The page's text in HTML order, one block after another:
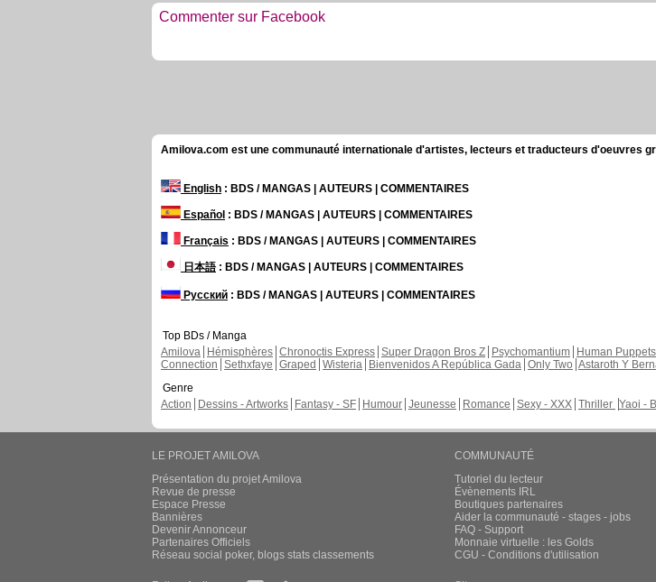
Commenter sur Facebook
Amilova.com est une communauté internationale d'artistes, lecteurs et traducteurs d'oeuvres
English : BDS / MANGAS | AUTEURS | COMMENTAIRES
Español : BDS / MANGAS | AUTEURS | COMMENTAIRES
Français : BDS / MANGAS | AUTEURS | COMMENTAIRES
日本語: BDS / MANGAS | AUTEURS | COMMENTAIRES
Русский : BDS / MANGAS | AUTEURS | COMMENTAIRES
Top BDs / Manga
Amilova
Hémisphères Chronoctis Express Super Dragon Bros Z Psychomantium Human Puppets
Connection Sethxfaye Graped Wisteria Bienvenidos A República Gada Only Two Astaroth Y
Genre
Action
Dessins - Artworks Fantasy - SF Humour Jeunesse Romance Sexy - XXX Thriller Yaoi -
LE PROJET AMILOVA
Présentation du projet Amilova
Revue de presse
Espace Presse
Bannières
Devenir Annonceur
Partenaires Officiels
Réseau social poker, blogs stats classements
COMMUNAUTÉ
Tutoriel du lecteur
Évènements IRL
Boutiques partenaires
Aider la communauté - stages - jobs
FAQ - Support
Monnaie virtuelle : les Golds
CGU - Conditions d'utilisation